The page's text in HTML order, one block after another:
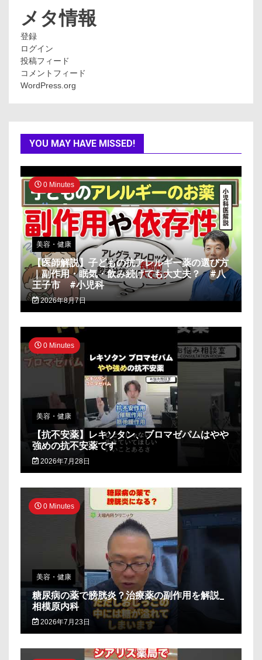
メタ情報
登録
ログイン
投稿フィード
コメントフィード
WordPress.org
YOU MAY HAVE MISSED!
0 Minutes
美容・健康
【医師解説】子どもの抗アレルギー薬の選び方
｜副作用・眠気・飲み続けても大丈夫？ #八
王子市 #小児科
2026年8月7日
0 Minutes
美容・健康
【抗不安薬】レキソタン、ブロマゼパムはやや
強めの抗不安薬です
2026年7月28日
0 Minutes
美容・健康
糖尿病の薬で膀胱炎？治療薬の副作用を解説_
相模原内科
2026年7月23日